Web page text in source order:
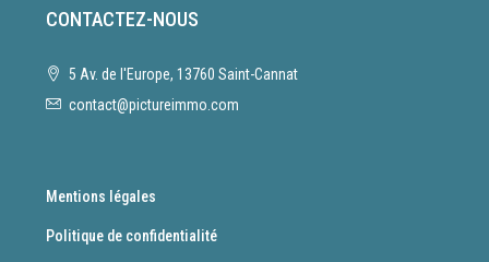
CONTACTEZ-NOUS
5 Av. de l'Europe, 13760 Saint-Cannat
contact@pictureimmo.com
Mentions légales
Politique de confidentialité